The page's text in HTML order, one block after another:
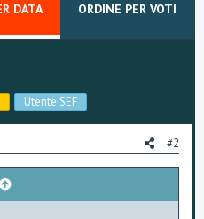
DATA ORDINE PER VOTI
Utente SEF
#2